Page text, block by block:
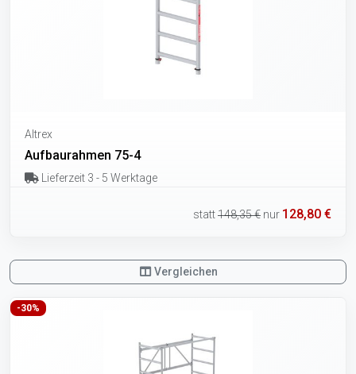
Altrex
Aufbaurahmen 75-4
Lieferzeit 3 - 5 Werktage
statt148,35 € nur 128,80 €
Vergleichen
-30%